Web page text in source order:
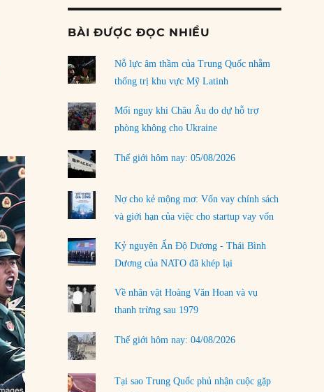
rủi ro
01/08/2026
31/07/2026
phải chịu đựng?
30/07/2026
Tập tìm cách chôn vùi bê bối chấn động vòng
tròn thân cận của mình
LOAD MORE
BÀI ĐƯỢC ĐỌC NHIỀU
Nỗ lực âm thầm của Trung Quốc nhằm
thống trị khu vực Mỹ Latinh
Mối nguy khi Châu Âu do dự hỗ trợ
phòng không cho Ukraine
Thế giới hôm nay: 05/08/2026
Nợ cho kẻ mộng mơ: Vốn vay chính sách
và giới hạn của việc cho startup vay vốn
Kỷ nguyên Ấn Độ Dương - Thái Bình
Dương của NATO đã khép lại
Về nhân vật Hoàng Văn Hoan và vụ
thanh trừng sau 1979
Thế giới hôm nay: 04/08/2026
Tại sao Trung Quốc phủ nhận cuộc gặp